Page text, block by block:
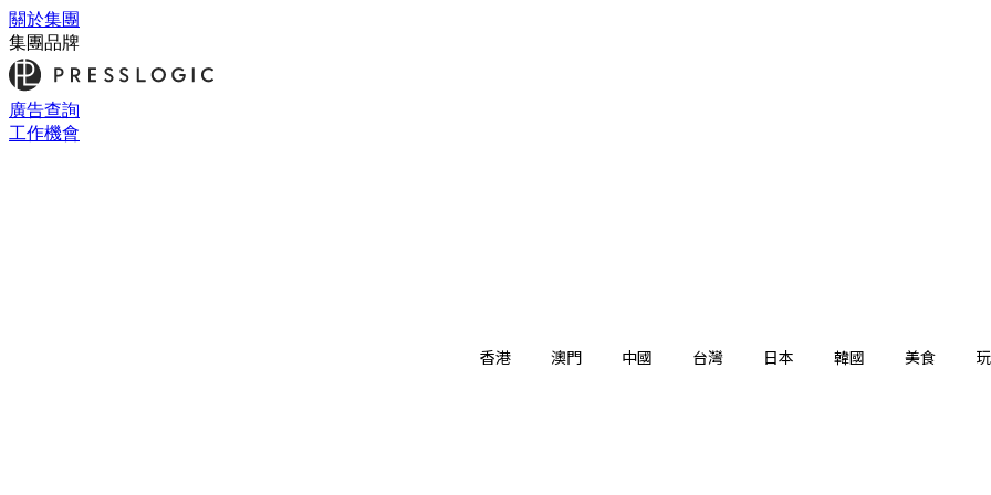
關於集團
集團品牌
廣告查詢
工作機會
香港 澳門 中國 台灣 日本 韓國 美食